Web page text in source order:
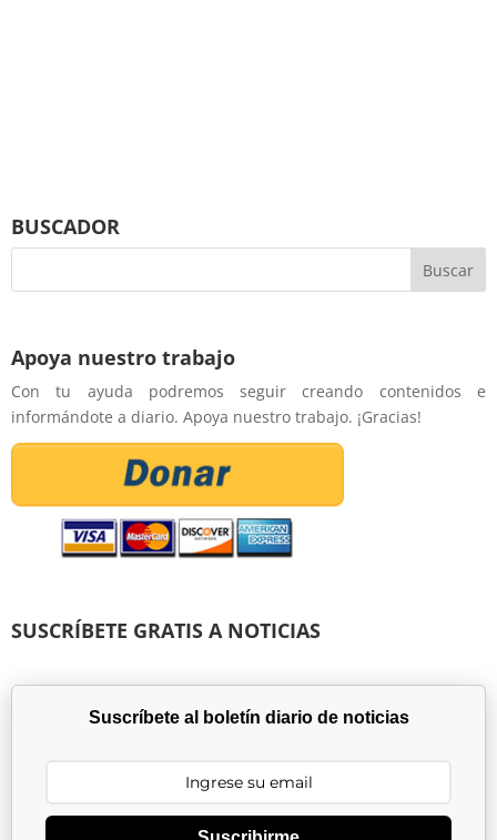
BUSCADOR
Apoya nuestro trabajo
Con tu ayuda podremos seguir creando contenidos e
informándote a diario. Apoya nuestro trabajo. ¡Gracias!
SUSCRÍBETE GRATIS A NOTICIAS
Suscríbete al boletín diario de noticias